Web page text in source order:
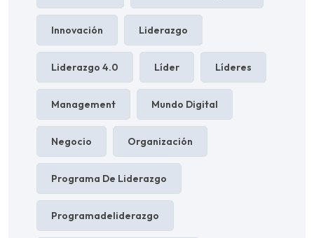
Innovación Liderazgo
Liderazgo 4.0 Líder Líderes
Management Mundo Digital
Negocio Organización
Programa De Liderazgo
Programadeliderazgo